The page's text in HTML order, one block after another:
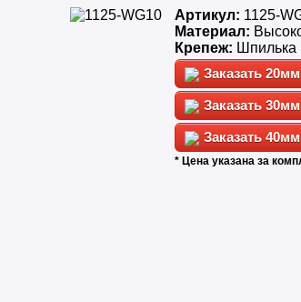
Артикул: 1125-
Материал:
Крепеж: Шпилька
20мм
30мм
40мм
* Цена указана за